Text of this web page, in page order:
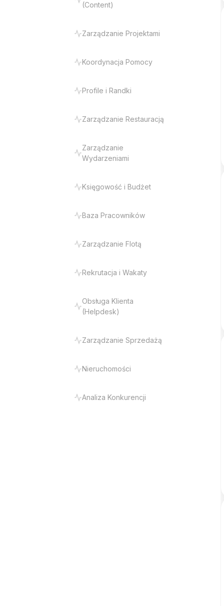
(Content)
Zarządzanie Projektami
Koordynacja Pomocy
Profile i Randki
Zarządzanie Restauracją
Zarządzanie
Wydarzeniami
Księgowość i Budżet
Baza Pracowników
Zarządzanie Flotą
Rekrutacja i Wakaty
Obsługa Klienta
(Helpdesk)
Zarządzanie Sprzedażą
Nieruchomości
Analiza Konkurencji